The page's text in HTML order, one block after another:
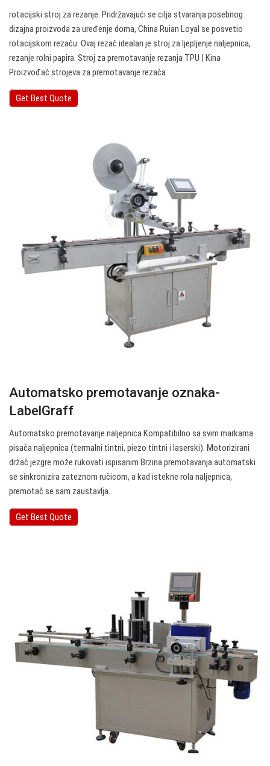
rotacijski stroj za rezanje. Pridržavajući se cilja stvaranja posebnog
dizajna proizvoda za uređenje doma, China Ruian Loyal se posvetio
rotacijskom rezaču. Ovaj rezač idealan je stroj za ljepljenje naljepnica,
rezanje rolni papira. Stroj za premotavanje rezanja TPU | Kina
Proizvođač strojeva za premotavanje rezača.
Get Best Quote
Automatsko premotavanje oznaka-
LabelGraff
Automatsko premotavanje naljepnica Kompatibilno sa svim markama
pisača naljepnica (termalni tintni, piezo tintni i laserski). Motorizirani
držač jezgre može rukovati ispisanim Brzina premotavanja automatski
se sinkronizira zateznom ručicom, a kad istekne rola naljepnica,
premotač se sam zaustavlja.
Get Best Quote